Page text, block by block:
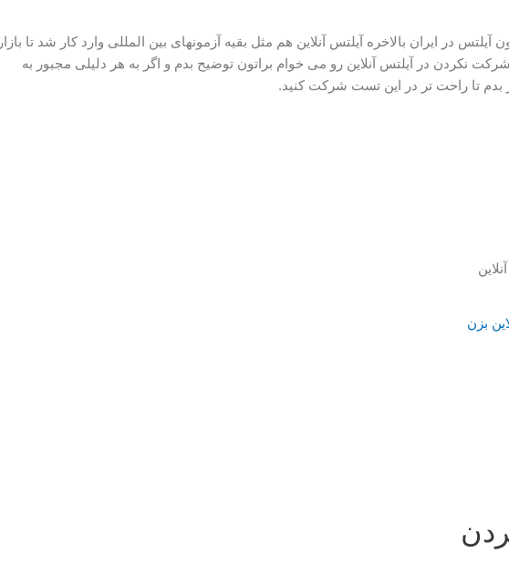
در ایران بالاخره آیلتس آنلاین هم مثل بقیه آزمونهای بین المللی وارد کار شد تا بازار
نکردن در آیلتس آنلاین رو می خوام براتون توضیح بدم و اگر به هر دلیلی مجبور به
تا راحت تر در این تست شرکت کنید.
در 4 قسط آنلاین بزن